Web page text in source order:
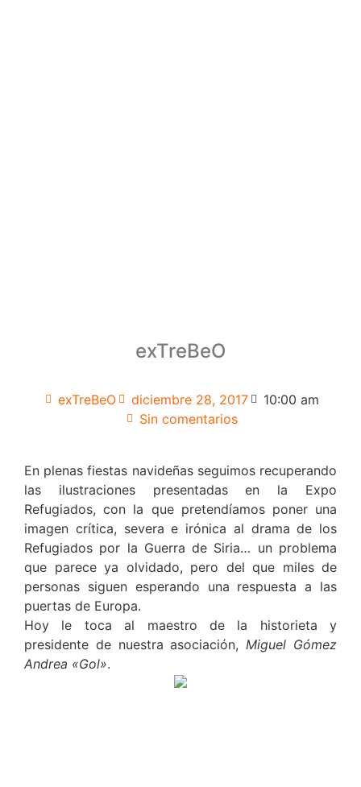
exTreBeO
exTreBeO diciembre 28, 2017
10:00 am
Sin comentarios
En plenas fiestas navideñas seguimos recuperando
las ilustraciones presentadas en la Expo
Refugiados, con la que pretendíamos poner una
imagen crítica, severa e irónica al drama de los
Refugiados por la Guerra de Siria… un problema
que parece ya olvidado, pero del que miles de
personas siguen esperando una respuesta a las
puertas de Europa.
Hoy le toca al maestro de la historieta y
presidente de nuestra asociación, Miguel Gómez
Andrea «Gol».